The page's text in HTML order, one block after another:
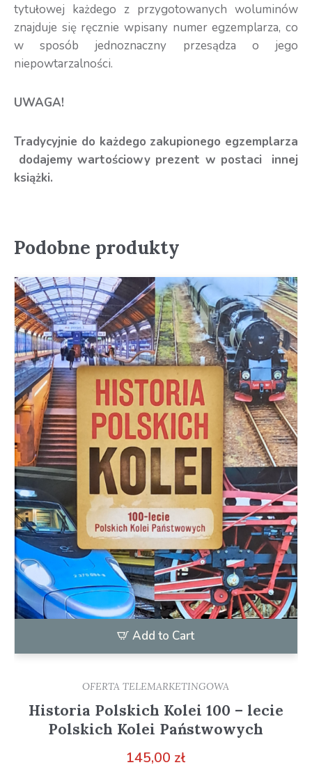
tytułowej każdego z przygotowanych woluminów
znajduje się ręcznie wpisany numer egzemplarza, co
w sposób jednoznaczny przesądza o jego
niepowtarzalności.
UWAGA!
Tradycyjnie do każdego zakupionego egzemplarza
dodajemy wartościowy prezent w postaci innej
książki.
Podobne produkty
Add to Cart
OFERTA TELEMARKETINGOWA
Historia Polskich Kolei 100 – lecie
Polskich Kolei Państwowych
145,00 zł